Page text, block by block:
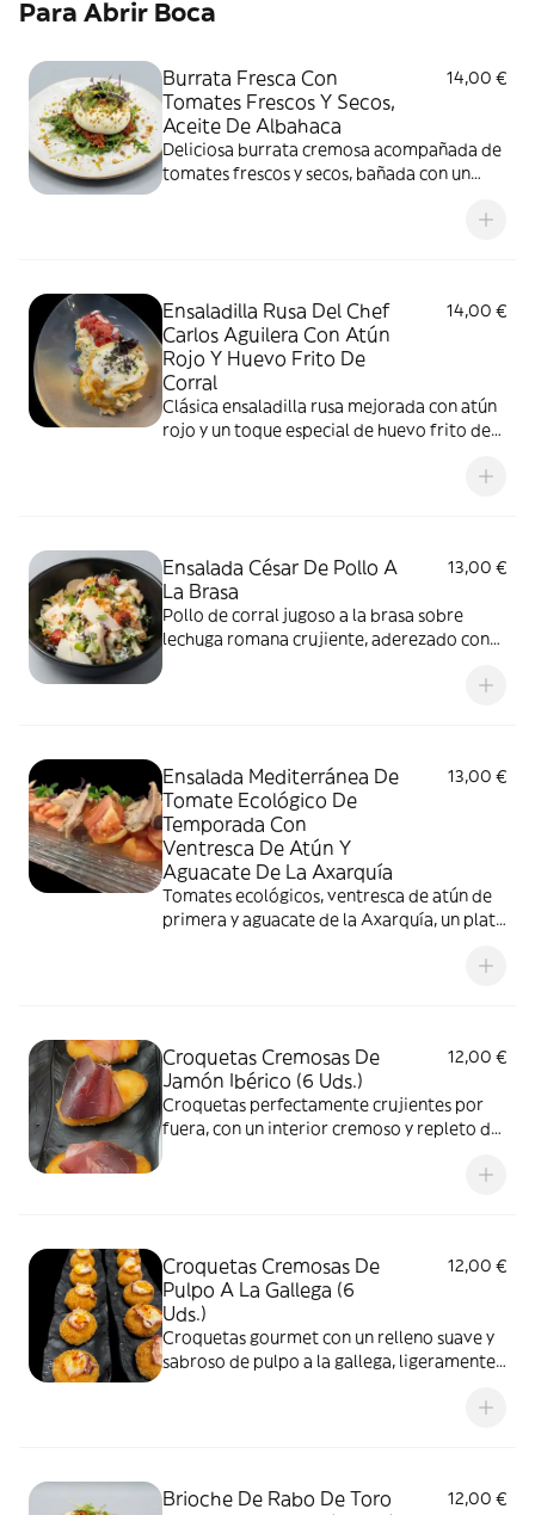
Para Abrir Boca
Burrata Fresca Con
Tomates Frescos Y Secos,
Aceite De Albahaca
14,00 €
Deliciosa burrata cremosa acompañada de
tomates frescos y secos, bañada con un
Ensaladilla Rusa Del Chef
Carlos Aguilera Con Atún
Rojo Y Huevo Frito De
Corral
14,00 €
Clásica ensaladilla rusa mejorada con atún
rojo y un toque especial de huevo frito de
Ensalada César De Pollo A
La Brasa
13,00 €
Pollo de corral jugoso a la brasa sobre
lechuga romana crujiente, aderezado con
Ensalada Mediterránea De
Tomate Ecológico De
Temporada Con
Ventresca De Atún Y
Aguacate De La Axarquía
13,00 €
Tomates ecológicos, ventresca de atún de
primera y aguacate de la Axarquía, un plato
Croquetas Cremosas De
Jamón Ibérico (6 Uds.)
12,00 €
Croquetas perfectamente crujientes por
fuera, con un interior cremoso y repleto de
Croquetas Cremosas De
Pulpo A La Gallega (6
Uds.)
12,00 €
Croquetas gourmet con un relleno suave y
sabroso de pulpo a la gallega, ligeramente
Brioche De Rabo De Toro
12,00 €